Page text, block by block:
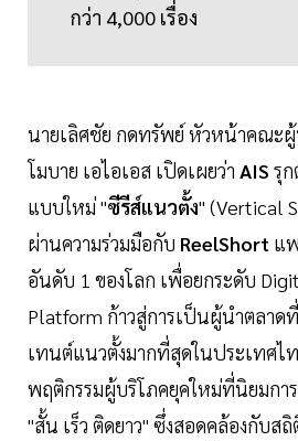
กว่า 4,000 เรื่อง
นายเลิศชัย กดทรัพย์ หัวหน้าคณะผู้
โมบาย เอไอเอส เปิดเผยว่า AIS รุ
แบบใหม่ "ซีรีส์แนวตั้ง" (Vertical
ผ่านความร่วมมือกับ ReelShort แ
อันดับ 1 ของโลก เพื่อยกระดับ
Platform ก้าวสู่การเป็นผู้นำตลาด
เทนต์แนวตั้งมากที่สุดในประเทศไ
พฤติกรรมผู้บริโภคยุคใหม่ที่นิยมก
"สั้น เร็ว ติดยาว" ซึ่งสอดคล้องกับสถิ